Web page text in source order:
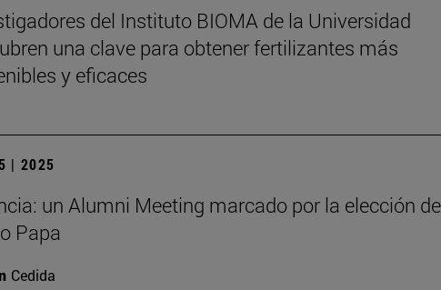
del Instituto BIOMA de la Universidad
una clave para obtener fertilizantes más
y eficaces
| 2025
un Alumni Meeting marcado por la elección
Papa
Cedida